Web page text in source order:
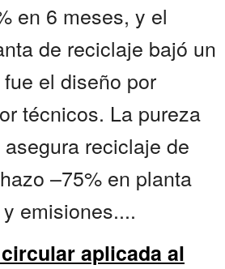
en 6 meses, y el
de reciclaje bajó un
el diseño por
técnicos. La pureza
reciclaje de
–75% en planta
emisiones....
aplicada al